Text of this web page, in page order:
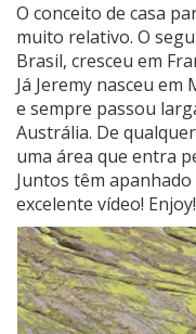
O conceito de casa
muito relativo. O
Brasil, cresceu em
Já Jeremy nasceu
e sempre passou
Austrália. De
uma área que entra
Juntos têm
excelente vídeo! Enjoy!